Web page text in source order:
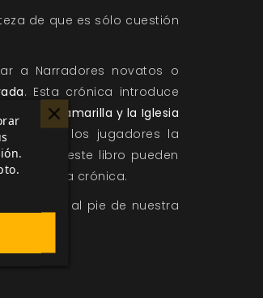
de que es sólo cuestión
a Narradores novatos o
. Esta crónica introduce
Camarilla y la Iglesia
de los jugadores la
en este libro pueden
de una crónica.
al pie de nuestra